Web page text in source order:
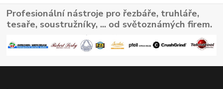
Profesionální nástroje pro řezbáře, truhláře,
tesaře, soustružníky, ... od světoznámých firem.